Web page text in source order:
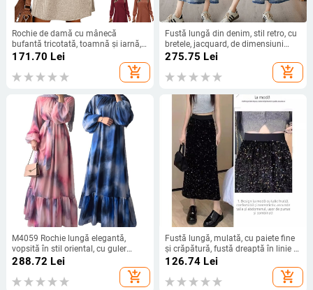
Rochie de damă cu mânecă
bufantă tricotată, toamnă și iarnă,
cu guler rotund, casual, lejeră, 2024,
la modă europeană și americană,
transfrontalieră
171.70 Lei
add_shopping_cart
Fustă lungă din denim, stil retro, cu
bretele, jacquard, de dimensiuni
mari, pentru reducerea vârstei
275.75 Lei
add_shopping_cart
M4059 Rochie lungă elegantă,
vopsită în stil oriental, cu guler
rotund și cu curea, stil casual și la
288.72 Lei
add_shopping_cart
Fustă lungă, mulată, cu paiete fine
și crăpătură, fustă dreaptă în linie A,
cu design de înaltă calitate
126.74 Lei
add_shopping_cart